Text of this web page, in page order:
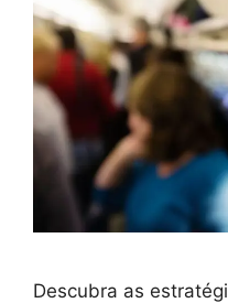
Descubra as